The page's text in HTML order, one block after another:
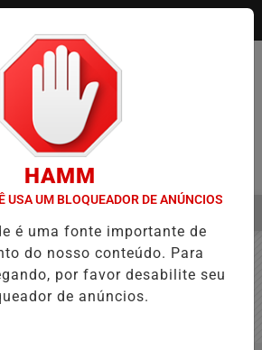
HAMM
USA UM BLOQUEADOR DE ANÚNCIOS
é uma fonte importante de
do nosso conteúdo. Para
por favor desabilite seu
de anúncios.